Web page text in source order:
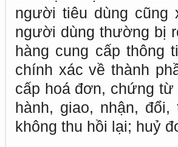
người tiêu dùng cũng
người dùng thường bị
hàng cung cấp thông
chính xác về thành
cấp hoá đơn, chứng
hành, giao, nhận,
không thu hồi lại; huỷ